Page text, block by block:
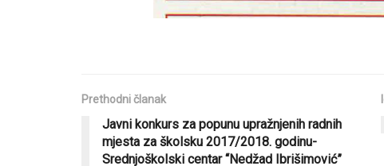
Prethodni članak
Javni konkurs za popunu upražnjenih radnih
mjesta za školsku 2017/2018. godinu-
Srednjoškolski centar “Nedžad Ibrišimović”